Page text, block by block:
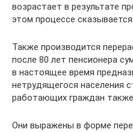
возрастает в результате
этом процессе
Также производится
после 80 лет пенсионера
в настоящее время
нетрудящегося населения
работающих граждан
Они выражены в форме